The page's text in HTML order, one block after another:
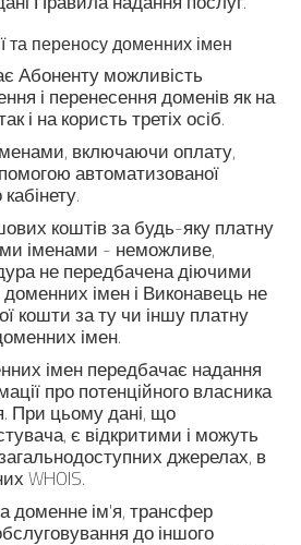
та переносу доменних імен
Абоненту можливість
і перенесення доменів як на
і на користь третіх осіб.
включаючи оплату,
автоматизованої
коштів за будь-яку платну
іменами - неможливе,
не передбачена діючими
імен і Виконавець не
кошти за ту чи іншу платну
імен.
імен передбачає надання
про потенційного власника
При цьому дані, що
є відкритими і можуть
джерелах, в
WHOIS.
доменне ім'я, трансфер
до іншого